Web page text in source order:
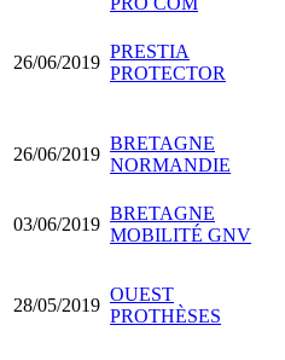
26/06/2019
PRESTIA
PROTECTOR
26/06/2019
BRETAGNE
NORMANDIE
03/06/2019
BRETAGNE
MOBILITÉ GNV
28/05/2019
OUEST
PROTHÈSES